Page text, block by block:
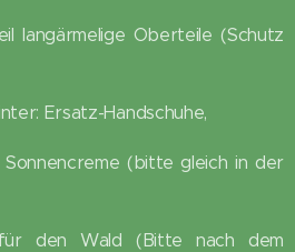
langärmelige Oberteile (Schutz
Ersatz-Handschuhe,
Sonnencreme (bitte gleich in der
für den Wald (Bitte nach dem